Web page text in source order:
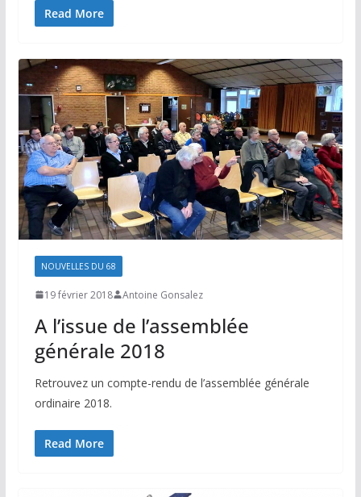
Read More
NOUVELLES DU 68
19 février 2018 Antoine Gonsalez
A l’issue de l’assemblée
générale 2018
Retrouvez un compte-rendu de l’assemblée générale
ordinaire 2018.
Read More